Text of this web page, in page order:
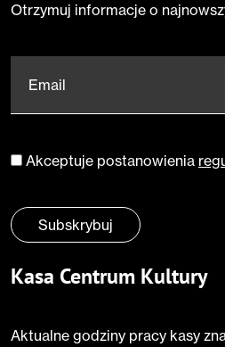
Otrzymuj informacje o
Email
Zgoda*
Akceptuje postanowienia
Subskrybuj
Kasa Centrum Kultury
Aktualne godziny pracy kasy